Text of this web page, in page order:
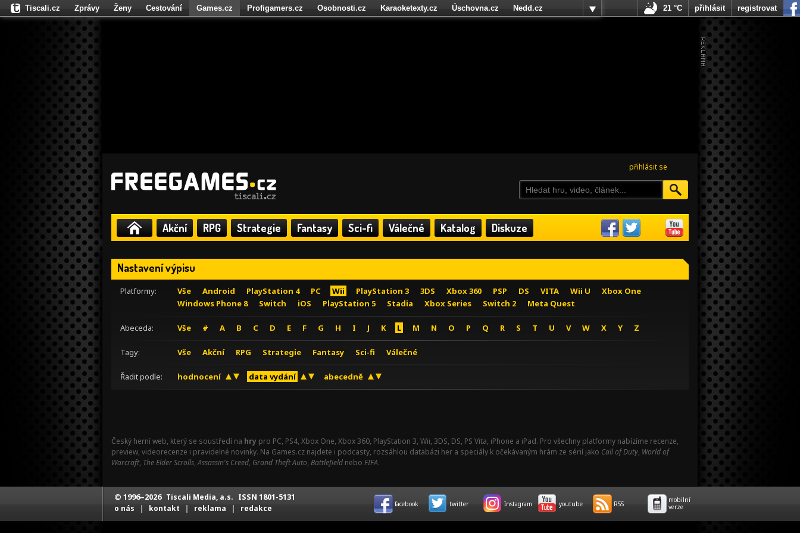
přihlásit se
Akční RPG Strategie Fantasy Sci-fi Válečné Katalog Diskuze
Nastavení výpisu
Platformy: Vše Android PlayStation 4 PC Wii PlayStation 3 3DS Xbox 360 PSP DS VITA Wii U
Xbox One
Windows Phone 8
Switch iOS PlayStation 5 Stadia Xbox Series Switch 2 Meta Quest
Abeceda: Vše # A B C D E F G H I J K L M N O P Q R S T U V W X Y Z
Tagy: Vše Akční RPG Strategie Fantasy Sci-fi Válečné
Řadit podle: hodnocení data vydání abecedně
Český herní web, který se soustředí na hry pro PC, PS4, Xbox One, Xbox 360, PlayStation 3, Wii, 3DS, DS, PS Vita, iPhone a iPad. Pro všechny platformy nabízíme recenze,
preview, videorecenze i pravidelné novinky. Na Games.cz najdete i podcasty, rozsáhlou databázi her a speciály k očekávaným hrám ze sérií jako Call of Duty, World of
Warcraft, The Elder Scrolls,Assassin's Creed, Grand Theft Auto, Battlefield nebo FIFA.
Tiscali.cz Zprávy Ženy Cestování Games.cz Profigamers.cz Osobnosti.cz Karaoketexty.cz Úschovna.cz
Nedd.cz
Fights.cz
21 °C přihlásit registrovat
© 1996–2026 Tiscali Media, a.s. ISSN 1801-5131
o nás | kontakt | reklama | redakce facebook twitter Instagram youtube RSS
mobilní
verze